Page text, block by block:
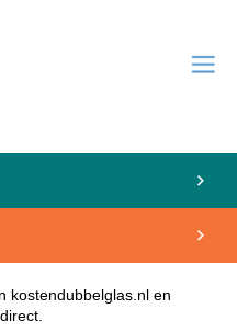
kostendubbelglas.nl en